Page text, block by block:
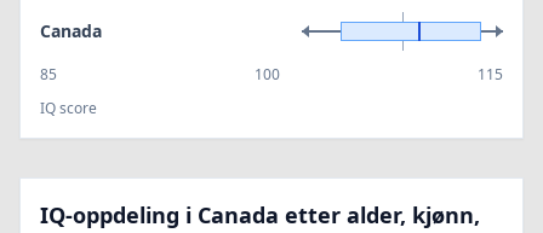
Canada
85 100
115
IQ score
IQ-oppdeling i Canada etter alder, kjønn,